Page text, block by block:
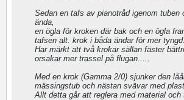
Sedan en tafs av pianotråd igenom tuben
ända,
en ögla för kroken där bak och en ögla
tafsen alt. krok i båda ändar för mer tyngd.
Har märkt att två krokar sällan fäster
orsakar mer trassel på flugan.....
Med en krok (Gamma 2/0) sjunker den
mässingstub och nästan svävar med
Allt detta går att reglera med material och